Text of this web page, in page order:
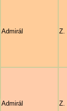
Admirál Z.
Admirál Z.